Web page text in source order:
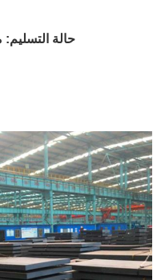
حالة التسليم: